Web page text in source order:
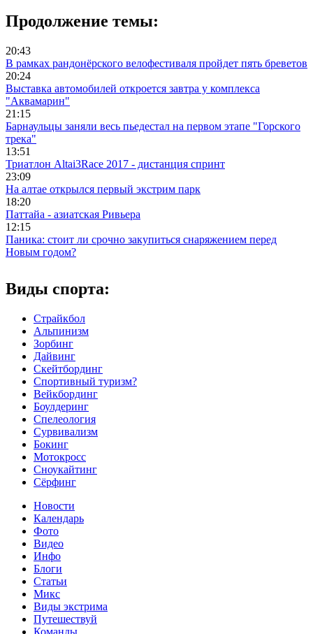
Продолжение темы:
20:43
В рамках рандонёрского велофестиваля пройдет пять бреветов
20:24
Выставка автомобилей откроется завтра у комплекса
"Аквамарин"
21:15
Барнаульцы заняли весь пьедестал на первом этапе "Горского
трека"
13:51
Триатлон Altai3Race 2017 - дистанция спринт
23:09
На алтае открылся первый экстрим парк
18:20
Паттайа - азиатская Ривьера
12:15
Паника: стоит ли срочно закупиться снаряжением перед
Новым годом?
Виды спорта:
Страйкбол
Альпинизм
Зорбинг
Дайвинг
Скейтбординг
Спортивный туризм?
Вейкбординг
Боулдеринг
Спелеология
Сурвивализм
Бокинг
Мотокросс
Сноукайтинг
Сёрфинг
Новости
Календарь
Фото
Видео
Инфо
Блоги
Статьи
Микс
Виды экстрима
Путешествуй
Команды